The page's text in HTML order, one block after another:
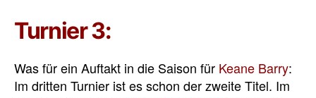
Turnier 3:
Was für ein Auftakt in die Saison für Keane Barry:
Im dritten Turnier ist es schon der zweite Titel. Im